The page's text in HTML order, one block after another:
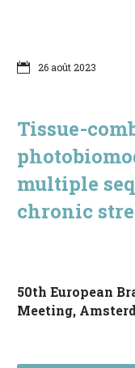
English
26 août 2023
Tissue-
multiple
chronic
50th European
Meeting,